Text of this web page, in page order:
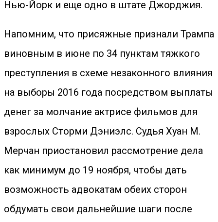
Нью-Йорк и еще одно в штате Джорджия.
Напомним, что присяжные признали Трампа
виновным в июне по 34 пунктам тяжкого
преступления в схеме незаконного влияния
на выборы 2016 года посредством выплаты
денег за молчание актрисе фильмов для
взрослых Сторми Дэниэлс. Судья Хуан М.
Мерчан приостановил рассмотрение дела
как минимум до 19 ноября, чтобы дать
возможность адвокатам обеих сторон
обдумать свои дальнейшие шаги после